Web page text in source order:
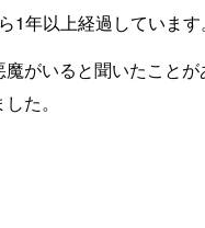
1年以上経過していま
がいると聞いたこと
た。